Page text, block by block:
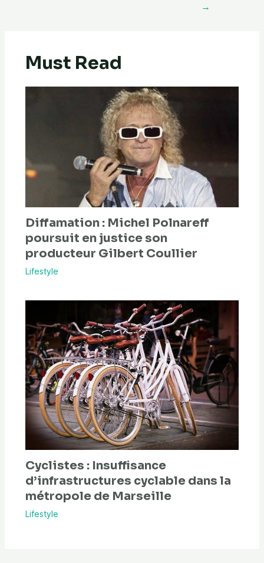
→
Must Read
Diffamation : Michel Polnareff
poursuit en justice son
producteur Gilbert Coullier
Lifestyle
Cyclistes : Insuffisance
d’infrastructures cyclable dans la
métropole de Marseille
Lifestyle